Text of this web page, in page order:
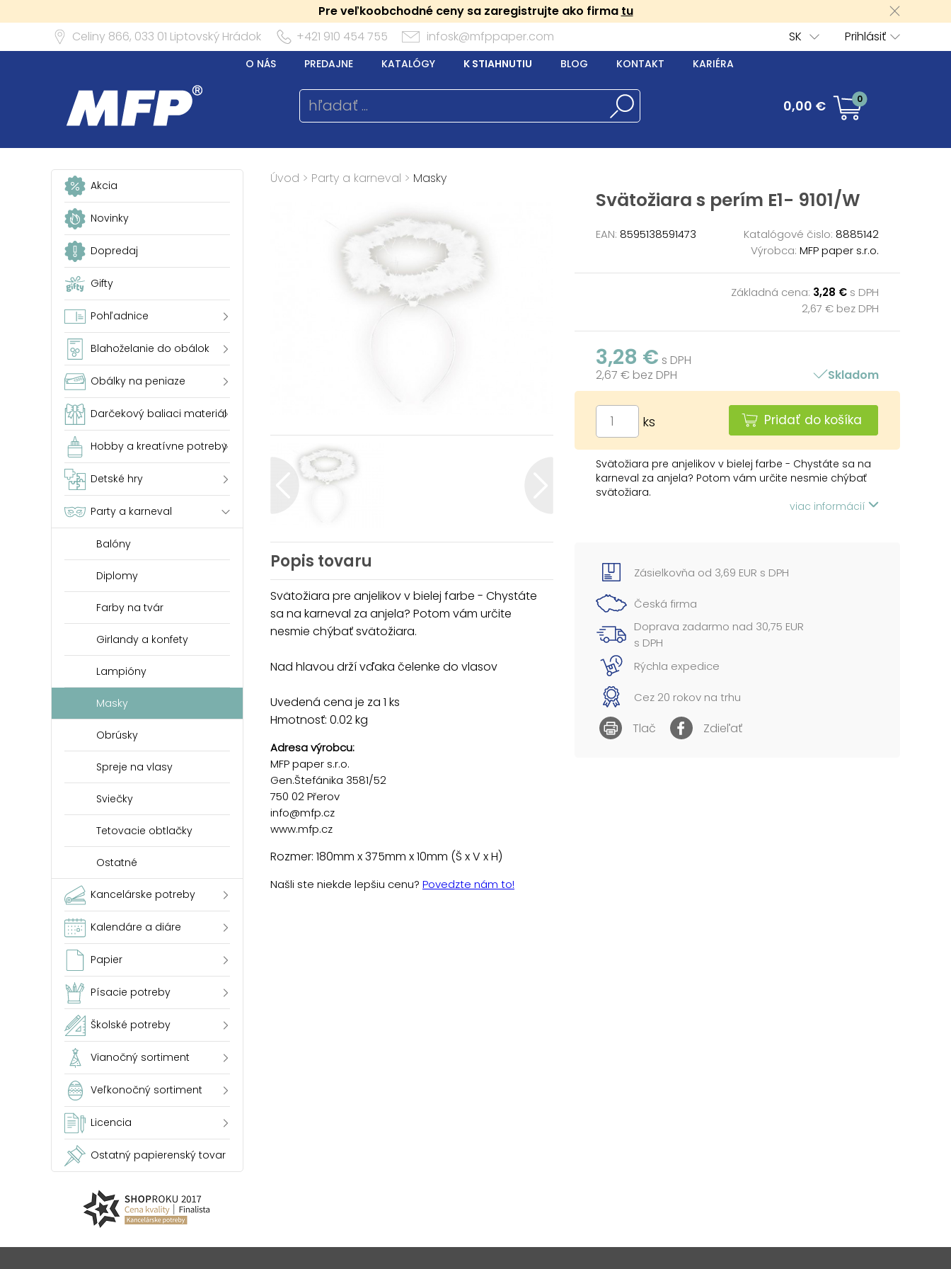
Pre veľkoobchodné ceny sa zaregistrujte ako firma tu
Celiny 866, 033 01 Liptovský Hrádok +421 910 454 755 infosk@mfppaper.com Prihlásiť
SK
O NÁS PREDAJNE KATALÓGY K STIAHNUTIU BLOG KONTAKT KARIÉRA
0,00 € 0
Akcia
Novinky
Dopredaj
Gifty
Pohľadnice
Blahoželanie do obálok
Obálky na peniaze
Darčekový baliaci materiál
Hobby a kreatívne potreby
Detské hry
Party a karneval
Balóny
Diplomy
Farby na tvár
Girlandy a konfety
Lampióny
Masky
Obrúsky
Spreje na vlasy
Sviečky
Tetovacie obtlačky
Ostatné
Kancelárske potreby
Kalendáre a diáre
Papier
Písacie potreby
Školské potreby
Vianočný sortiment
Veľkonočný sortiment
Licencia
Ostatný papierenský tovar
Úvod > Party a karneval > Masky
Svätožiara s perím E1- 9101/W
EAN: 8595138591473 Katalógové čislo: 8885142
Výrobca: MFP paper s.r.o.
Základná cena: 3,28 € s DPH
2,67 € bez DPH
3,28 € s DPH
2,67 € bez DPH
Skladom
ks Pridať do košíka
Svätožiara pre anjelikov v bielej farbe - Chystáte sa na
karneval za anjela? Potom vám určite nesmie chýbať
svätožiara.
viac informácií
Popis tovaru
Svätožiara pre anjelikov v bielej farbe - Chystáte
sa na karneval za anjela? Potom vám určite
nesmie chýbať svätožiara.
Nad hlavou drží vďaka čelenke do vlasov
Uvedená cena je za 1 ks
Hmotnosť: 0.02 kg
Adresa výrobcu:
MFP paper s.r.o.
Gen.Štefánika 3581/52
750 02 Přerov
info@mfp.cz
www.mfp.cz
Rozmer: 180mm x 375mm x 10mm (Š x V x H)
Našli ste niekde lepšiu cenu? Povedzte nám to!
Zásielkovňa od 3,69 EUR s DPH
Česká firma
Doprava zadarmo nad 30,75 EUR
s DPH
Rýchla expedice
Cez 20 rokov na trhu
Tlač Zdieľať